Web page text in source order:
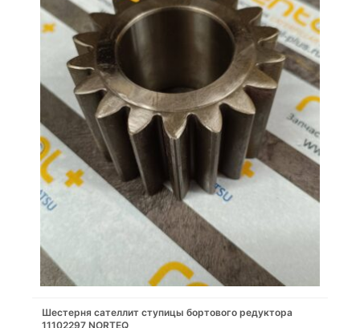
Шестерня сателлит ступицы бортового редуктора
11102297 NORTEQ